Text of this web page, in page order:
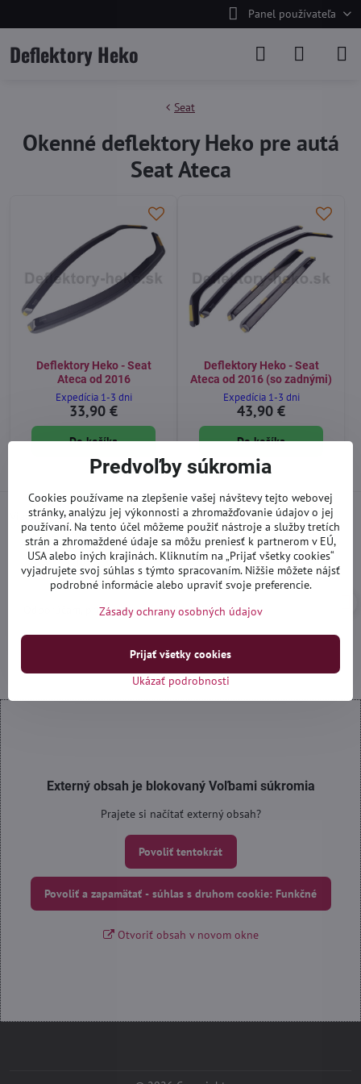
Panel používateľa
Deflektory Heko
Seat
Okenné deflektory Heko pre autá
Seat Ateca
Deflektory Heko - Seat
Ateca od 2016
Expedícia 1-3 dni
33,90 €
Do košíka
Deflektory Heko - Seat
Ateca od 2016 (so zadnými)
Expedícia 1-3 dni
43,90 €
Do košíka
Viac recenzií nájdete ajna Google
I Ivan_yogi92
Hodnotenie:
5
5
Odporúčam, prístup ku zákazníkom 100%
Externý obsah je blokovaný Voľbami súkromia
Prajete si načítať externý obsah?
Povoliť tentokrát
Povoliť a zapamätať - súhlas s druhom cookie: Funkčné
Otvoriť obsah v novom okne
Predvoľby súkromia
Cookies používame na zlepšenie vašej návštevy tejto webovej
stránky, analýzu jej výkonnosti a zhromažďovanie údajov o jej
používaní. Na tento účel môžeme použiť nástroje a služby tretích
strán a zhromaždené údaje sa môžu preniesť k partnerom v EÚ,
USA alebo iných krajinách. Kliknutím na „Prijať všetky cookies“
vyjadrujete svoj súhlas s týmto spracovaním. Nižšie môžete nájsť
podrobné informácie alebo upraviť svoje preferencie.
Zásady ochrany osobných údajov
Ukázať podrobnosti
Prijať všetky cookies